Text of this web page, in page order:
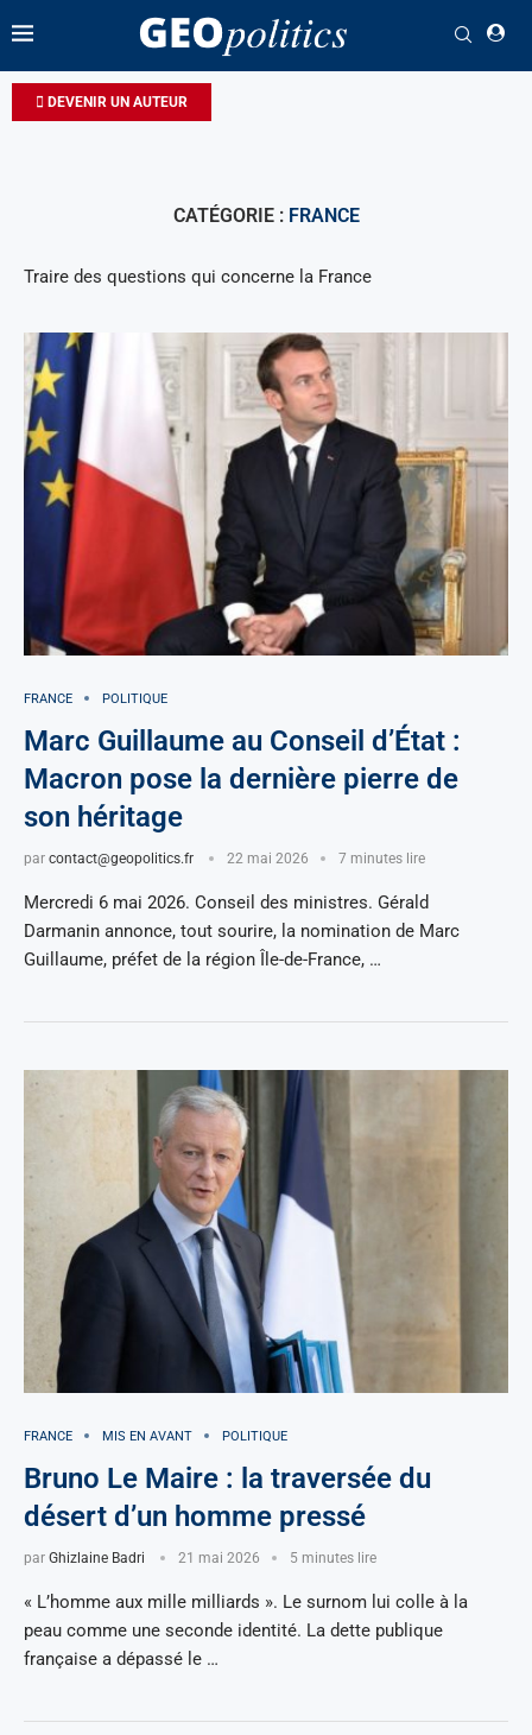
DEVENIR UN AUTEUR
CATÉGORIE : FRANCE
Traire des questions qui concerne la France
FRANCE POLITIQUE
Marc Guillaume au Conseil d’État :
Macron pose la dernière pierre de
son héritage
par contact@geopolitics.fr 22 mai 2026 7 minutes lire
Mercredi 6 mai 2026. Conseil des ministres. Gérald
Darmanin annonce, tout sourire, la nomination de Marc
Guillaume, préfet de la région Île-de-France, …
FRANCE MIS EN AVANT POLITIQUE
Bruno Le Maire : la traversée du
désert d’un homme pressé
par Ghizlaine Badri 21 mai 2026 5 minutes lire
« L’homme aux mille milliards ». Le surnom lui colle à la
peau comme une seconde identité. La dette publique
française a dépassé le …